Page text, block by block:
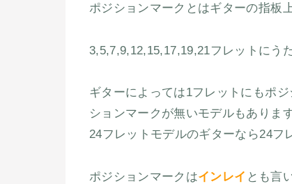
ポジションマークとはギターの指板
3,5,7,9,12,15,17,19,21フレットにう
ギターによっては1フレットにもポ
ションマークが無いモデルもあります
24フレットモデルのギターなら24フ
ポジションマークはインレイ とも言